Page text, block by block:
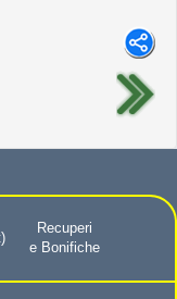
Recuperi
e Bonifiche